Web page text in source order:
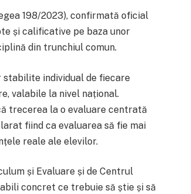
198/2023), confirmată oficial
și calificative pe baza unor
din trunchiul comun.
individual de fiecare
valabile la nivel național.
trecerea la o evaluare centrată
fiind ca evaluarea să fie mai
reale ale elevilor.
și Evaluare și de Centrul
concret ce trebuie să știe și să